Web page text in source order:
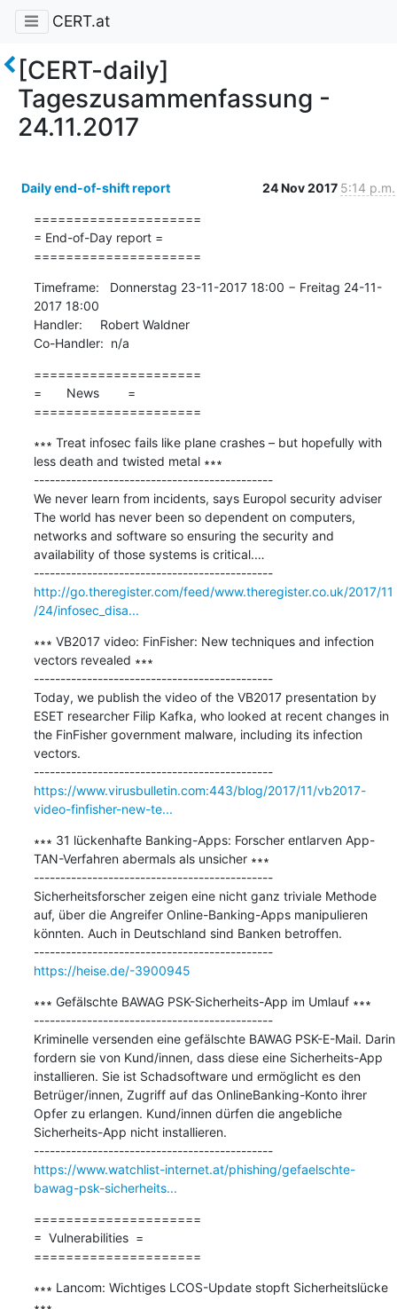
CERT.at
[CERT-daily]
Tageszusammenfassung -
24.11.2017
Daily end-of-shift report 24 Nov 2017 5:14 p.m.
=====================
= End-of-Day report =
=====================
Timeframe:   Donnerstag 23-11-2017 18:00 − Freitag 24-11-
2017 18:00
Handler:     Robert Waldner
Co-Handler:  n/a
=====================
=       News        =
=====================
∗∗∗ Treat infosec fails like plane crashes – but hopefully with
less death and twisted metal ∗∗∗
---------------------------------------------
We never learn from incidents, says Europol security adviser
The world has never been so dependent on computers,
networks and software so ensuring the security and
availability of those systems is critical.…
---------------------------------------------
http://go.theregister.com/feed/www.theregister.co.uk/2017/11
/24/infosec_disa...
∗∗∗ VB2017 video: FinFisher: New techniques and infection
vectors revealed ∗∗∗
---------------------------------------------
Today, we publish the video of the VB2017 presentation by
ESET researcher Filip Kafka, who looked at recent changes in
the FinFisher government malware, including its infection
vectors.
---------------------------------------------
https://www.virusbulletin.com:443/blog/2017/11/vb2017-
video-finfisher-new-te...
∗∗∗ 31 lückenhafte Banking-Apps: Forscher entlarven App-
TAN-Verfahren abermals als unsicher ∗∗∗
---------------------------------------------
Sicherheitsforscher zeigen eine nicht ganz triviale Methode
auf, über die Angreifer Online-Banking-Apps manipulieren
könnten. Auch in Deutschland sind Banken betroffen.
---------------------------------------------
https://heise.de/-3900945
∗∗∗ Gefälschte BAWAG PSK-Sicherheits-App im Umlauf ∗∗∗
---------------------------------------------
Kriminelle versenden eine gefälschte BAWAG PSK-E-Mail. Darin
fordern sie von Kund/innen, dass diese eine Sicherheits-App
installieren. Sie ist Schadsoftware und ermöglicht es den
Betrüger/innen, Zugriff auf das OnlineBanking-Konto ihrer
Opfer zu erlangen. Kund/innen dürfen die angebliche
Sicherheits-App nicht installieren.
---------------------------------------------
https://www.watchlist-internet.at/phishing/gefaelschte-
bawag-psk-sicherheits...
=====================
=  Vulnerabilities  =
=====================
∗∗∗ Lancom: Wichtiges LCOS-Update stopft Sicherheitslücke
∗∗∗